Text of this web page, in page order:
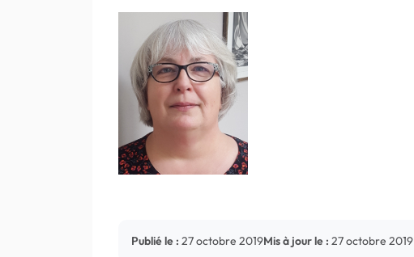
Publié le : 27 octobre 2019Mis à jour le : 27 octobre 2019